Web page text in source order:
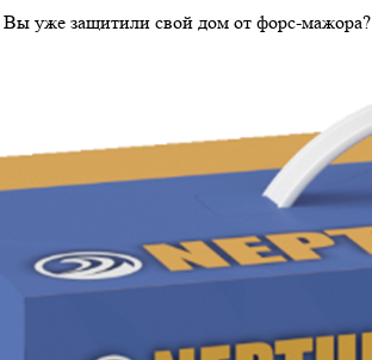
Вы уже защитили свой дом от форс-мажора?